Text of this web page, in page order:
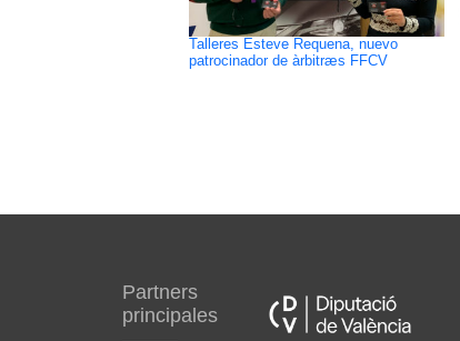
Talleres Esteve Requena, nuevo
patrocinador de àrbitræs FFCV
Partners
principales